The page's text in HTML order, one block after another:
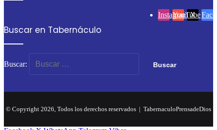
X
YouTube
Instagram
Buscar en Tabernáculo
Buscar:
© Copyright 2026, Todos los derechos reservados | TabernaculoPrensadeDios